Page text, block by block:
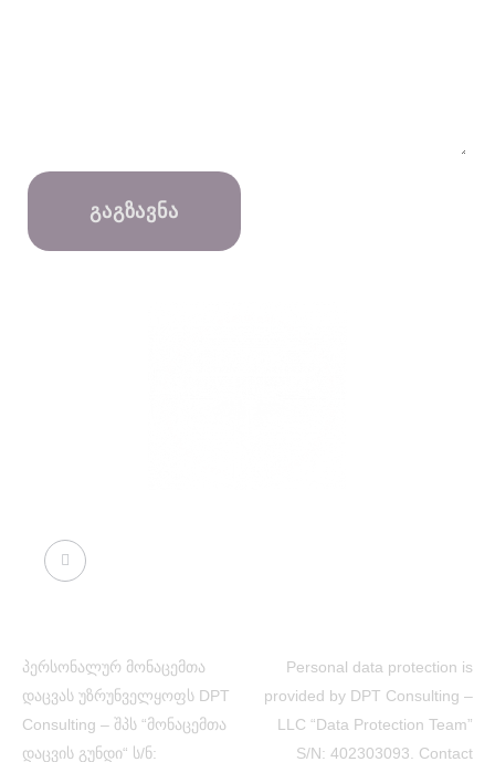
ᲒᲐᲒᲖᲐᲕᲜᲐ
პერსონალურ მონაცემთა
დაცვას უზრუნველყოფს DPT
Consulting – შპს “მონაცემთა
დაცვის გუნდი“ ს/ნ:
Personal data protection is
provided by DPT Consulting –
LLC “Data Protection Team”
S/N: 402303093. Contact